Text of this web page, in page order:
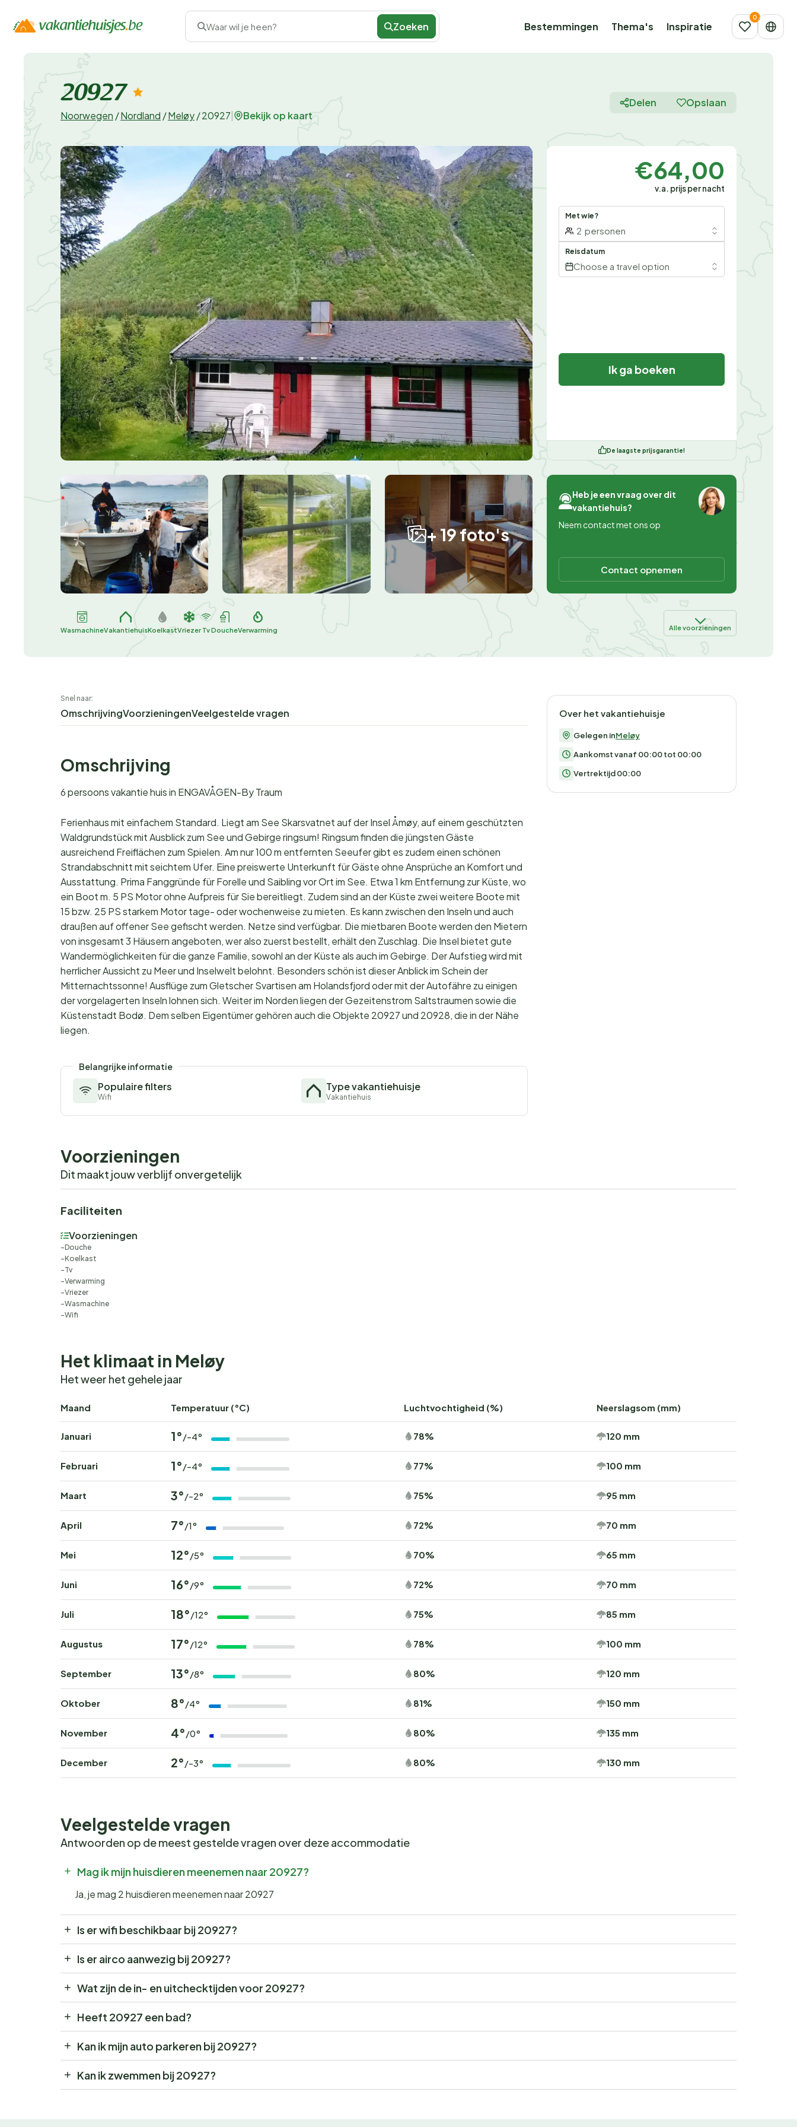
Waar wil je heen? Zoeken Bestemmingen Thema's Inspiratie
20927
Noorwegen /Nordland /Meløy/20927 Bekijk op kaart
Delen Opslaan
+ 19 foto's
€64,00
v.a. prijs per nacht
Met wie?
2 personen
Reisdatum
Choose a travel option
Ik ga boeken
De laagste prijsgarantie!
Heb je een vraag over dit
vakantiehuis?
Neem contact met ons op
Contact opnemen
WasmachineVakantiehuisKoelkastVriezer TvDoucheVerwarming Alle voorzieningen
Snel naar:
OmschrijvingVoorzieningenVeelgestelde vragen
Omschrijving
6 persoons vakantie huis in ENGAVÅGEN-By Traum
Ferienhaus mit einfachem Standard. Liegt am See Skarsvatnet auf der Insel Åmøy, auf einem geschützten
Waldgrundstück mit Ausblick zum See und Gebirge ringsum! Ringsum finden die jüngsten Gäste
ausreichend Freiflächen zum Spielen. Am nur 100 m entfernten Seeufer gibt es zudem einen schönen
Strandabschnitt mit seichtem Ufer. Eine preiswerte Unterkunft für Gäste ohne Ansprüche an Komfort und
Ausstattung. Prima Fanggründe für Forelle und Saibling vor Ort im See. Etwa 1 km Entfernung zur Küste, wo
ein Boot m. 5 PS Motor ohne Aufpreis für Sie bereitliegt. Zudem sind an der Küste zwei weitere Boote mit
15 bzw. 25 PS starkem Motor tage- oder wochenweise zu mieten. Es kann zwischen den Inseln und auch
draußen auf offener See gefischt werden. Netze sind verfügbar. Die mietbaren Boote werden den Mietern
von insgesamt 3 Häusern angeboten, wer also zuerst bestellt, erhält den Zuschlag. Die Insel bietet gute
Wandermöglichkeiten für die ganze Familie, sowohl an der Küste als auch im Gebirge. Der Aufstieg wird mit
herrlicher Aussicht zu Meer und Inselwelt belohnt. Besonders schön ist dieser Anblick im Schein der
Mitternachtssonne! Ausflüge zum Gletscher Svartisen am Holandsfjord oder mit der Autofähre zu einigen
der vorgelagerten Inseln lohnen sich. Weiter im Norden liegen der Gezeitenstrom Saltstraumen sowie die
Küstenstadt Bodø. Dem selben Eigentümer gehören auch die Objekte 20927 und 20928, die in der Nähe
liegen.
Belangrijke informatie
Populaire filters
Wifi
Type vakantiehuisje
Vakantiehuis
Over het vakantiehuisje
Gelegen inMeløy
Aankomst vanaf 00:00 tot 00:00
Vertrektijd 00:00
Voorzieningen
Dit maakt jouw verblijf onvergetelijk
Faciliteiten
Voorzieningen
Douche
Koelkast
Tv
Verwarming
Vriezer
Wasmachine
Wifi
Het klimaat in Meløy
Het weer het gehele jaar
Maand Temperatuur (°C) Luchtvochtigheid (%) Neerslagsom (mm)
Januari 1° /-4° 78% 120 mm
Februari 1° /-4° 77% 100 mm
Maart 3° /-2° 75% 95 mm
April 7° /1° 72% 70 mm
Mei 12° /5° 70% 65 mm
Juni 16° /9° 72% 70 mm
Juli 18° /12° 75% 85 mm
Augustus 17° /12° 78% 100 mm
September 13° /8° 80% 120 mm
Oktober 8° /4° 81% 150 mm
November 4° /0° 80% 135 mm
December 2° /-3° 80% 130 mm
Veelgestelde vragen
Antwoorden op de meest gestelde vragen over deze accommodatie
Mag ik mijn huisdieren meenemen naar 20927?
Ja, je mag 2 huisdieren meenemen naar 20927
Is er wifi beschikbaar bij 20927?
Is er airco aanwezig bij 20927?
Wat zijn de in- en uitchecktijden voor 20927?
Heeft 20927 een bad?
Kan ik mijn auto parkeren bij 20927?
Kan ik zwemmen bij 20927?